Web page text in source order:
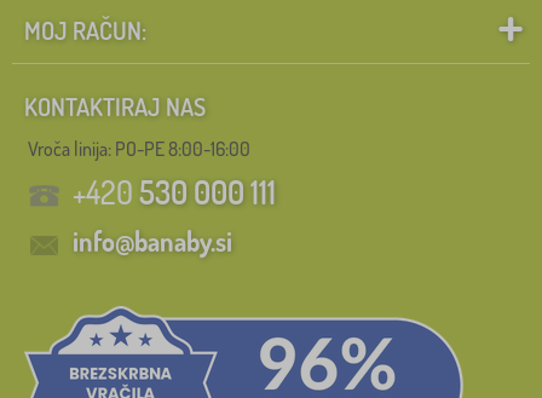
MOJ RAČUN:
KONTAKTIRAJ NAS
Vroča linija: PO-PE 8:00-16:00
+420530 000 111
info@banaby.si